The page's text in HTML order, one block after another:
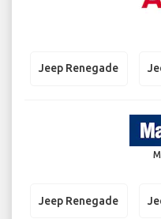
Jeep Renegade
Jeep Renegade